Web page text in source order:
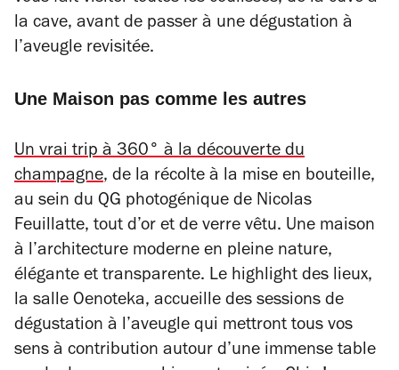
la cave, avant de passer à une dégustation à
l’aveugle revisitée.
Une Maison pas comme les autres
Un vrai trip à 360° à la découverte du
champagne, de la récolte à la mise en bouteille,
au sein du QG photogénique de Nicolas
Feuillatte, tout d’or et de verre vêtu. Une maison
à l’architecture moderne en pleine nature,
élégante et transparente. Le highlight des lieux,
la salle Oenoteka, accueille des sessions de
dégustation à l’aveugle qui mettront tous vos
sens à contribution autour d’une immense table